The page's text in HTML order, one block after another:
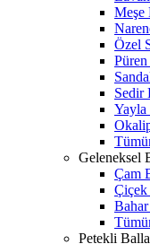
Meşe
Özel
Püren
Sedir
Yayla
Geleneksel
Çam
Çiçek
Petekli